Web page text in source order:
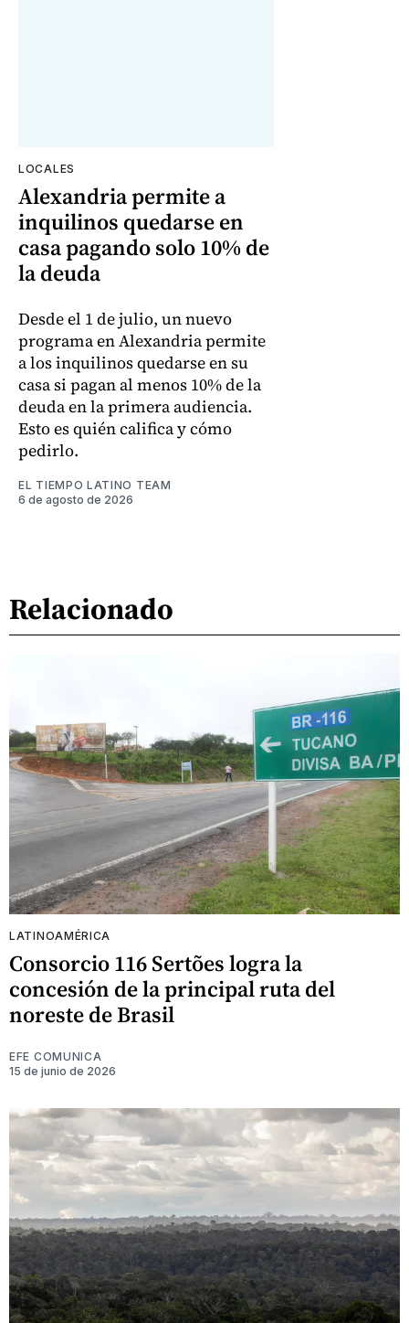
LOCALES
Alexandria permite a
inquilinos quedarse en
casa pagando solo 10% de
la deuda
Desde el 1 de julio, un nuevo
programa en Alexandria permite
a los inquilinos quedarse en su
casa si pagan al menos 10% de la
deuda en la primera audiencia.
Esto es quién califica y cómo
pedirlo.
EL TIEMPO LATINO TEAM
6 de agosto de 2026
Relacionado
LATINOAMÉRICA
Consorcio 116 Sertões logra la
concesión de la principal ruta del
noreste de Brasil
EFE COMUNICA
15 de junio de 2026